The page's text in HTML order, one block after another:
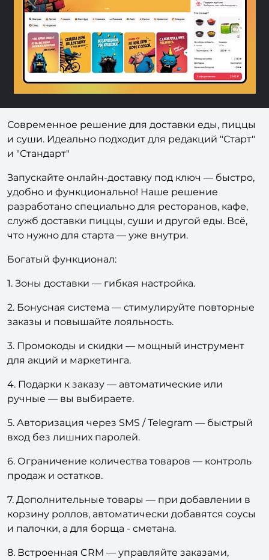
Previous Next
Современное решение для доставки еды, пиццы
и суши. Идеально подходит для редакций "Старт"
и "Стандарт"
Запускайте онлайн-доставку под ключ — быстро,
удобно и функционально! Наше решение
разработано специально для ресторанов, кафе,
служб доставки пиццы, суши и другой еды. Всё,
что нужно для старта — уже внутри.
Богатый функционал:
1. Зоны доставки — гибкая настройка.
2. Бонусная система — стимулируйте повторные
заказы и повышайте лояльность.
3. Промокоды и скидки — мощный инструмент
для акций и маркетинга.
4. Подарки к заказу — автоматические или
ручные — вы выбираете.
5. Авторизация через SMS / Telegram — быстрый
вход без лишних паролей.
6. Ограничение количества товаров — контроль
продаж и остатков.
7. Дополнительные товары — при добавлении в
корзину роллов, автоматически добавятся соусы
и палочки, а для борща - сметана.
8. Встроенная CRM — управляйте заказами,